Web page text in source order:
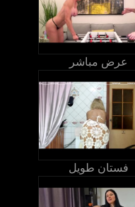
عرض مباشر
فستان طويل